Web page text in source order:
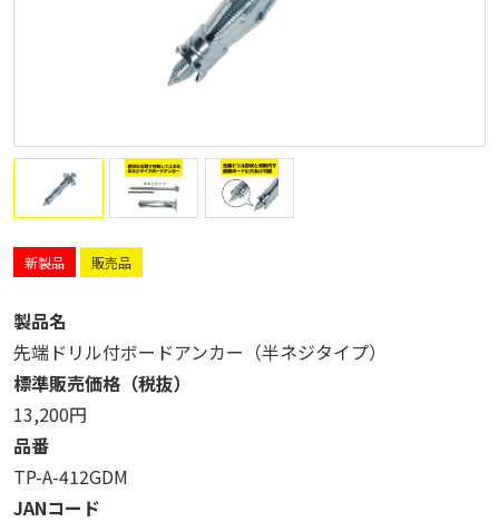
新製品 販売品
製品名
先端ドリル付ボードアンカー（半ネジタイプ）
標準販売価格（税抜）
13,200円
品番
TP-A-412GDM
JANコード